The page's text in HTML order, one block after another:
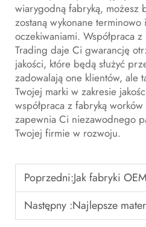
wiarygodną fabryką, możesz
zostaną wykonane
oczekiwaniami. Współpraca
Trading daje Ci gwarancję
jakości, które będą służyć
zadowalają one klientów, ale
Twojej marki w zakresie
współpraca z fabryką
zapewnia Ci niezawodnego
Twojej firmie w rozwoju.
Poprzedni:Jak fabryki OEM wspierają
Następny :Najlepsze materiały do